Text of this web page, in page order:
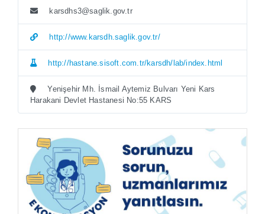
karsdhs3@saglik.gov.tr
http://www.karsdh.saglik.gov.tr/
http://hastane.sisoft.com.tr/karsdh/lab/index.html
Yenişehir Mh. İsmail Aytemiz Bulvarı Yeni Kars
Harakani Devlet Hastanesi No:55 KARS